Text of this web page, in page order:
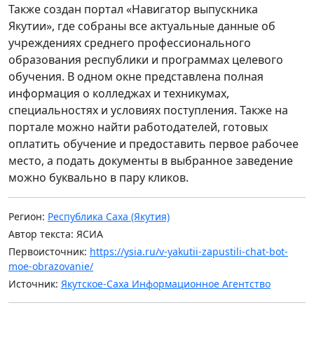
Также создан портал «Навигатор выпускника
Якутии», где собраны все актуальные данные об
учреждениях среднего профессионального
образования республики и программах целевого
обучения. В одном окне представлена полная
информация о колледжах и техникумах,
специальностях и условиях поступления. Также на
портале можно найти работодателей, готовых
оплатить обучение и предоставить первое рабочее
место, а подать документы в выбранное заведение
можно буквально в пару кликов.
Регион: Республика Саха (Якутия)
Автор текста: ЯСИА
Первоисточник: https://ysia.ru/v-yakutii-zapustili-chat-bot-
moe-obrazovanie/
Источник: Якутское-Саха Информационное Агентство